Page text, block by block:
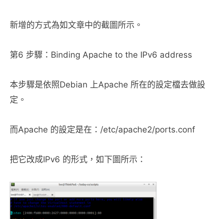
新增的方式為如文章中的截圖所示。
第6 步驟：Binding Apache to the IPv6 address
本步驟是依照Debian 上Apache 所在的設定檔去做設
定。
而Apache 的設定是在：/etc/apache2/ports.conf
把它改成IPv6 的形式，如下圖所示：